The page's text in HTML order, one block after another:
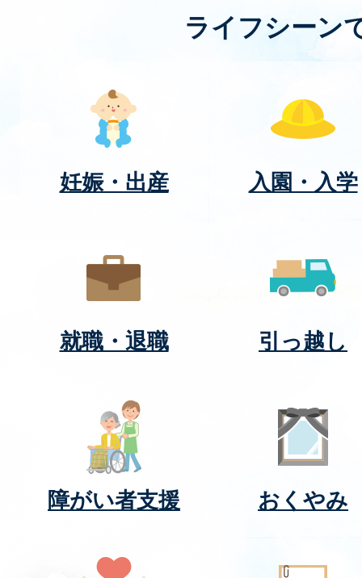
ライフシーン
妊娠・出産 入園・入学
就職・退職 引っ越し
障がい者支援 おくやみ